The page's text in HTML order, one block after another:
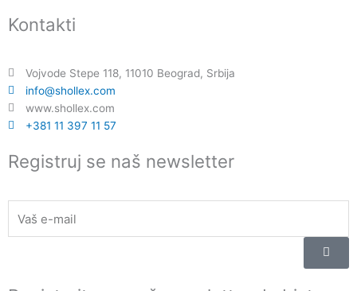
e
o
o
k
t
b
e
d
i
n
g
Kontakti
Vojvode Stepe 118, 11010 Beograd, Srbija
info@shollex.com
www.shollex.com
+381 11 397 11 57
Registruj se naš newsletter